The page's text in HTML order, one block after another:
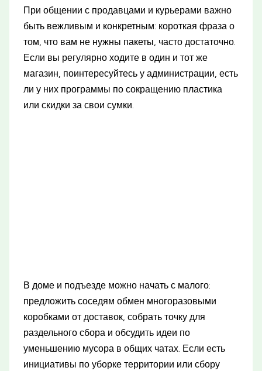
При общении с продавцами и курьерами важно
быть вежливым и конкретным: короткая фраза о
том, что вам не нужны пакеты, часто достаточно.
Если вы регулярно ходите в один и тот же
магазин, поинтересуйтесь у администрации, есть
ли у них программы по сокращению пластика
или скидки за свои сумки.
В доме и подъезде можно начать с малого:
предложить соседям обмен многоразовыми
коробками от доставок, собрать точку для
раздельного сбора и обсудить идеи по
уменьшению мусора в общих чатах. Если есть
инициативы по уборке территории или сбору